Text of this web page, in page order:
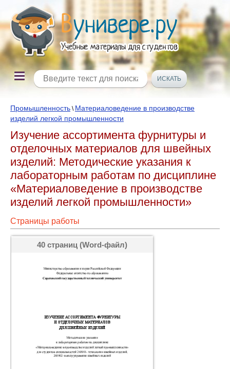
Промышленность \ Материаловедение в производстве
изделий легкой промышленности
Изучение ассортимента фурнитуры и
отделочных материалов для швейных
изделий: Методические указания к
лабораторным работам по дисциплине
«Материаловедение в производстве
изделий легкой промышленности»
Страницы работы
40 страниц (Word-файл)